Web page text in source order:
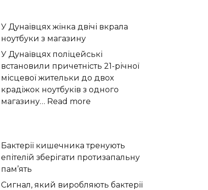
У Дунаївцях жінка двічі вкрала
ноутбуки з магазину
У Дунаївцях поліцейські
встановили причетність 21-річної
місцевої жительки до двох
крадіжок ноутбуків з одного
магазину… Read more
двічі
вкрала
з
Бактерії кишечника тренують
епітелій зберігати протизапальну
пам’ять
Сигнал, який виробляють бактерії